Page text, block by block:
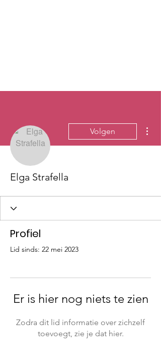
Volgen
Elga Strafella
Profiel
Lid sinds: 22 mei 2023
Er is hier nog niets te zien
Zodra dit lid informatie over zichzelf
toevoegt, zie je dat hier.